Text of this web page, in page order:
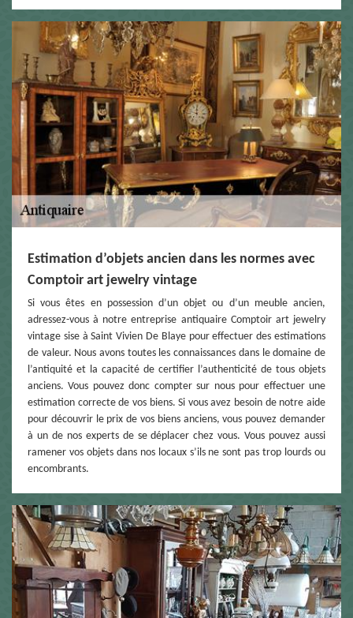
Estimation d’objets ancien dans les normes avec
Comptoir art jewelry vintage
Si vous êtes en possession d’un objet ou d’un meuble ancien,
adressez-vous à notre entreprise antiquaire Comptoir art jewelry
vintage sise à Saint Vivien De Blaye pour effectuer des estimations
de valeur. Nous avons toutes les connaissances dans le domaine de
l’antiquité et la capacité de certifier l’authenticité de tous objets
anciens. Vous pouvez donc compter sur nous pour effectuer une
estimation correcte de vos biens. Si vous avez besoin de notre aide
pour découvrir le prix de vos biens anciens, vous pouvez demander
à un de nos experts de se déplacer chez vous. Vous pouvez aussi
ramener vos objets dans nos locaux s’ils ne sont pas trop lourds ou
encombrants.